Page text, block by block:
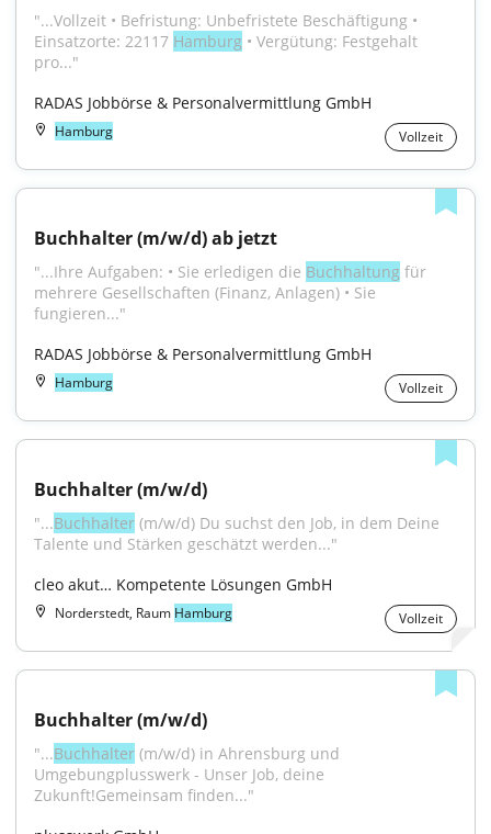
"...Vollzeit • Befristung: Unbefristete Beschäftigung •
Einsatzorte: 22117 Hamburg • Vergütung: Festgehalt
pro..."
RADAS Jobbörse & Personalvermittlung GmbH
Hamburg Vollzeit
Buchhalter (m/w/d) ab jetzt
"...Ihre Aufgaben: • Sie erledigen die Buchhaltung für
mehrere Gesellschaften (Finanz, Anlagen) • Sie
fungieren..."
RADAS Jobbörse & Personalvermittlung GmbH
Hamburg Vollzeit
Buchhalter (m/w/d)
"...Buchhalter (m/w/d) Du suchst den Job, in dem Deine
Talente und Stärken geschätzt werden..."
cleo akut… Kompetente Lösungen GmbH
Norderstedt, Raum Hamburg Vollzeit
Buchhalter (m/w/d)
"...Buchhalter (m/w/d) in Ahrensburg und
Umgebungplusswerk - Unser Job, deine
Zukunft!Gemeinsam finden..."